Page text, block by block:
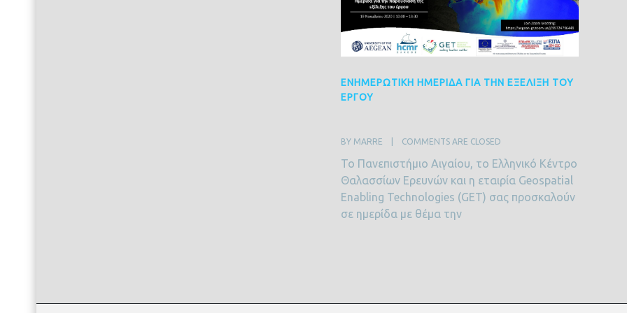
ΕΝΗΜΕΡΩΤΙΚΉ ΗΜΕΡΊΔΑ ΓΙΑ ΤΗΝ ΕΞΈΛΙΞΗ ΤΟΥ
ΈΡΓΟΥ
BY MARRE    | COMMENTS ARE CLOSED
Το Πανεπιστήμιο Αιγαίου, το Ελληνικό Κέντρο
Θαλασσίων Ερευνών και η εταιρία Geospatial
Enabling Technologies (GET) σας προσκαλούν
σε ημερίδα με θέμα την